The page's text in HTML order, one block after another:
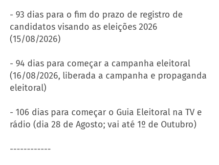
- 93 dias para o fim do prazo de registro de
candidatos visando as eleições 2026
(15/08/2026)
- 94 dias para começar a campanha eleitoral
(16/08/2026, liberada a campanha e propaganda
eleitoral)
- 106 dias para começar o Guia Eleitoral na TV e
rádio (dia 28 de Agosto; vai até 1º de Outubro)
------------